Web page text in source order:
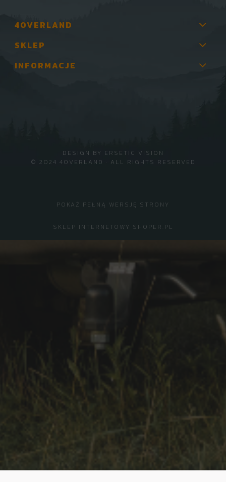
4OVERLAND
SKLEP
INFORMACJE
© 2024 4OVERLAND · ALL RIGHTS RESERVED
DESIGN BY ERSETIC VISION
POKAŻ PEŁNĄ WERSJĘ STRONY
SKLEP INTERNETOWY SHOPER.PL